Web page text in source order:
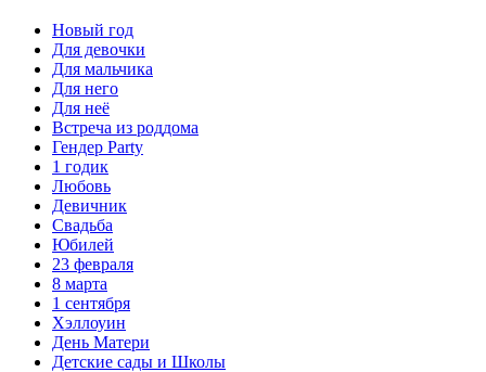
Новый год
Для девочки
Для мальчика
Для него
Для неё
Встреча из роддома
Гендер Party
1 годик
Любовь
Девичник
Свадьба
Юбилей
23 февраля
8 марта
1 сентября
Хэллоуин
День Матери
Детские сады и Школы